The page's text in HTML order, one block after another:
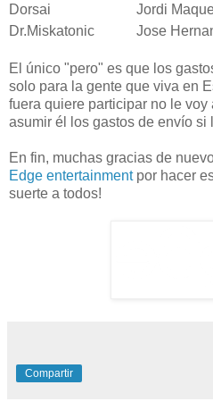
Dorsai
Jordi
Dr.Miskatonic
Jose
El único "pero" es que los
solo para la gente que viva en
fuera quiere participar no le
asumir él los gastos de envío si
En fin, muchas gracias de
Edge entertainmentpor hacer
suerte a todos!
Compartir